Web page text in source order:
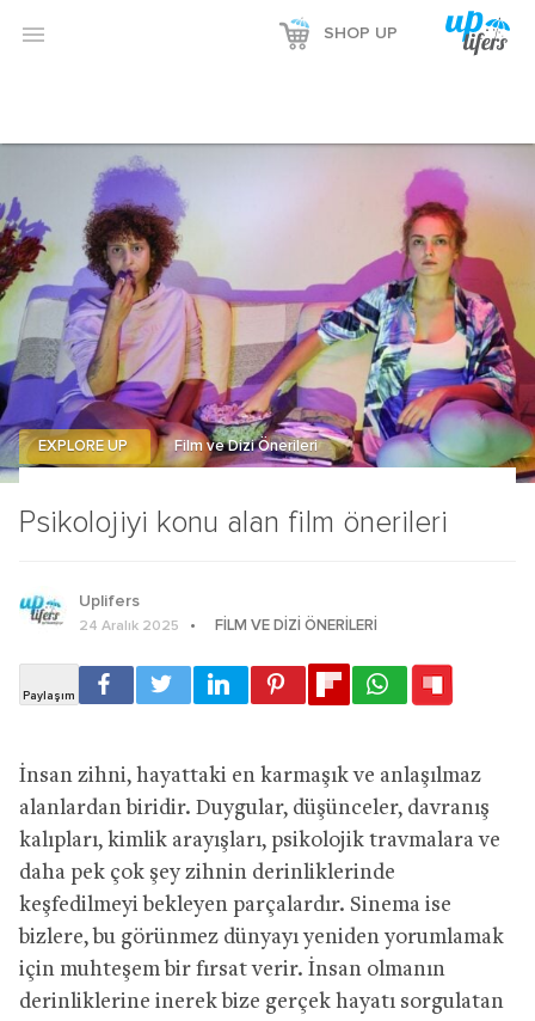
Reklamı Göster
Reklamı Gizle
 SHOP UP
Psikolojiyi konu alan film önerileri
EXPLORE UP Film ve Dizi Önerileri
Uplifers
24 Aralık 2025 FILM VE DIZI ÖNERILERI
İnsan zihni, hayattaki en karmaşık ve anlaşılmaz
alanlardan biridir. Duygular, düşünceler, davranış
kalıpları, kimlik arayışları, psikolojik travmalara ve
daha pek çok şey zihnin derinliklerinde
keşfedilmeyi bekleyen parçalardır. Sinema ise
bizlere, bu görünmez dünyayı yeniden yorumlamak
için muhteşem bir fırsat verir. İnsan olmanın
derinliklerine inerek bize gerçek hayatı sorgulatan